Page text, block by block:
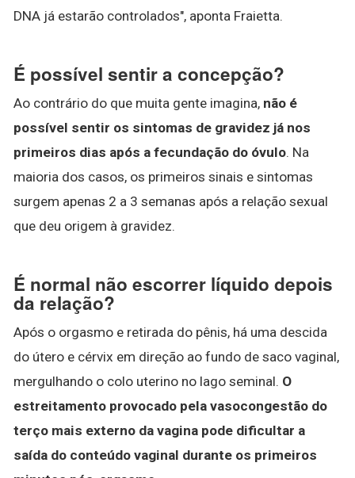
DNA já estarão controlados", aponta Fraietta.
É possível sentir a concepção?
Ao contrário do que muita gente imagina, não é
possível sentir os sintomas de gravidez já nos
primeiros dias após a fecundação do óvulo. Na
maioria dos casos, os primeiros sinais e sintomas
surgem apenas 2 a 3 semanas após a relação sexual
que deu origem à gravidez.
É normal não escorrer líquido depois
da relação?
Após o orgasmo e retirada do pênis, há uma descida
do útero e cérvix em direção ao fundo de saco vaginal,
mergulhando o colo uterino no lago seminal. O
estreitamento provocado pela vasocongestão do
terço mais externo da vagina pode dificultar a
saída do conteúdo vaginal durante os primeiros